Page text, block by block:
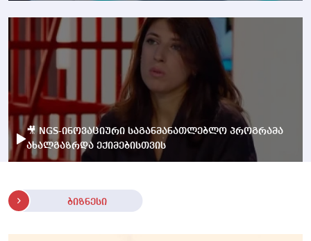
🎥 NGS-ინოვაციური საგანმანათლებლო პროგრამა
ახალგაზრდა ექიმებისთვის
ბიზნესი